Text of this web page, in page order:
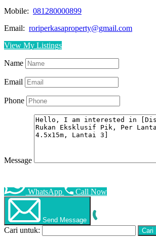
Mobile: 081280000899
Email: roriperkasaproperty@gmail.com
View My Listings
Name
Email
Phone
Message
WhatsApp Call Now
Send Message
Cari untuk: